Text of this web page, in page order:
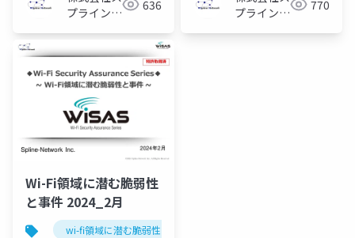
プライン・
636
プライン・
770
Wi-Fi領域に潜む脆弱性
と事件 2024_2月
wi-fi領域に潜む脆弱性と事件